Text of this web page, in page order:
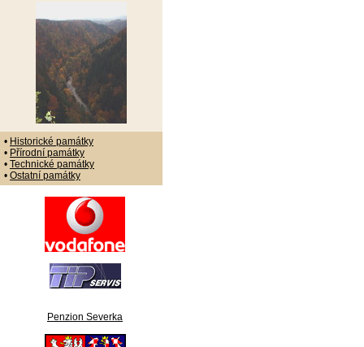
• Historické památky
• Přírodní památky
• Technické památky
• Ostatní památky
Penzion Severka